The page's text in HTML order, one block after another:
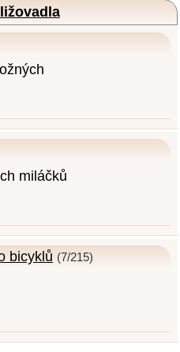
miláčků
bicyklů (7/215)